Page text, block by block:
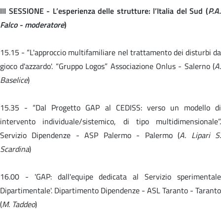
III SESSIONE - L’esperienza delle strutture: l’Italia del Sud (P.A.
Falco - moderatore)
15.15 - “L'approccio multifamiliare nel trattamento dei disturbi da
gioco d'azzardo'. “Gruppo Logos” Associazione Onlus - Salerno (A.
Baselice)
15.35 - “Dal Progetto GAP al CEDISS: verso un modello di
intervento individuale/sistemico, di tipo multidimensionale”.
Servizio Dipendenze - ASP Palermo - Palermo (A. Lipari S.
Scardina)
16.00 - 'GAP: dall'equipe dedicata al Servizio sperimentale
Dipartimentale'. Dipartimento Dipendenze - ASL Taranto - Taranto
(M. Taddeo)